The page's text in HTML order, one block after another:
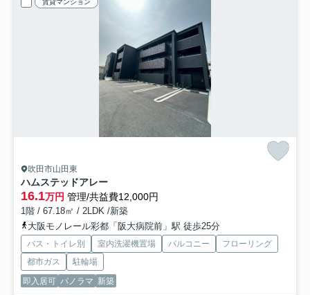
賃貸マンション
吹田市山田東
ハムステッドアレー
16.1万円 管理/共益費12,000円
1階 / 67.18㎡ / 2LDK /新築
大阪モノレール彩都「阪大病院前」駅 徒歩25分
バス・トイレ別 室内洗濯機置場 バルコニー
フローリング
都市ガス
駐輪場
即入居可 パノラマ 新築